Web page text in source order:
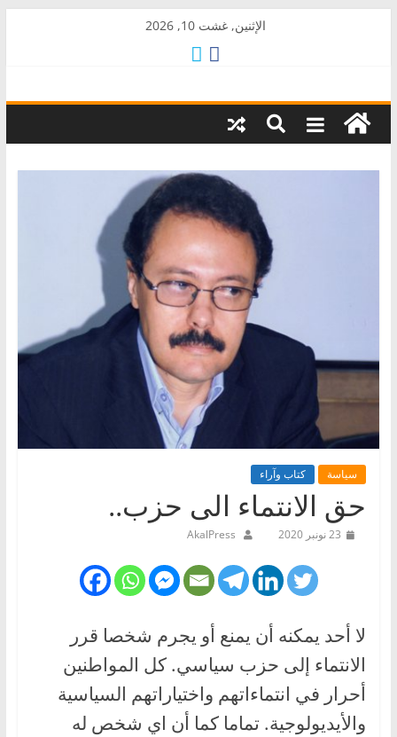
الإثنين, غشت 10, 2026
AkalPress
منبر
سياسة كتاب وآراء
حق الانتماء الى حزب..
23 نونبر 2020 AkalPress
لا أحد يمكنه أن يمنع أو يجرم شخصا قرر
الانتماء إلى حزب سياسي. كل المواطنين
أحرار في انتماءاتهم واختياراتهم السياسية
والأيديولوجية. تماما كما أن اي شخص له